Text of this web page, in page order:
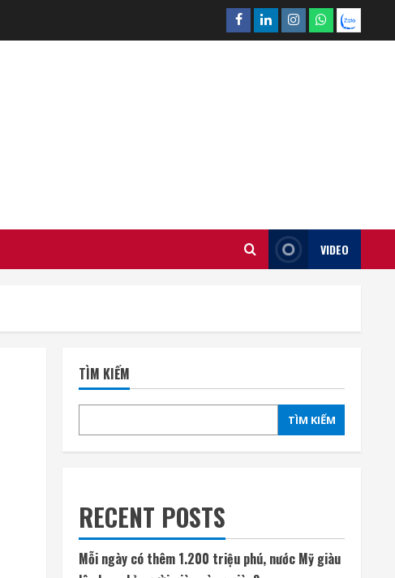
Facebook
LinkedinInstagram
What’sapp
Zalo
VIDEO